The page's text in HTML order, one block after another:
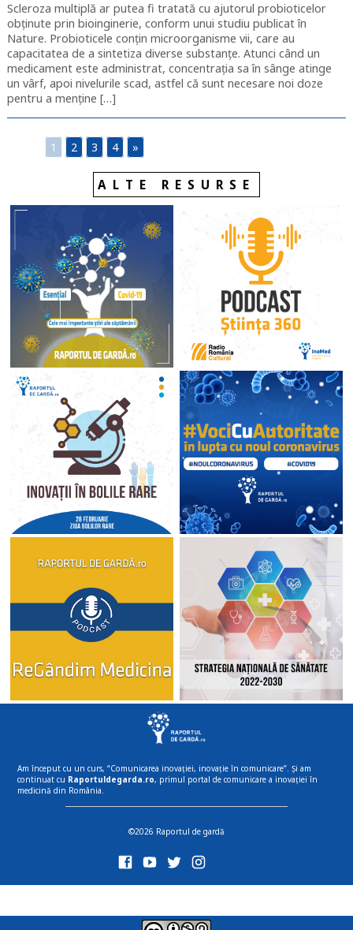
Scleroza multiplă ar putea fi tratată cu ajutorul probioticelor
obținute prin bioinginerie, conform unui studiu publicat în
Nature. Probioticele conţin microorganisme vii, care au
capacitatea de a sintetiza diverse substanţe. Atunci când un
medicament este administrat, concentrația sa în sânge atinge
un vârf, apoi nivelurile scad, astfel că sunt necesare noi doze
pentru a menţine […]
1 2 3 4 »
ALTE RESURSE
Am început cu un curs, “Comunicarea inovației, inovație în comunicare”. Și am
continuat cu Raportuldegarda.ro, primul portal de comunicare a inovației în
medicină din România.
©2026 Raportul de gardă